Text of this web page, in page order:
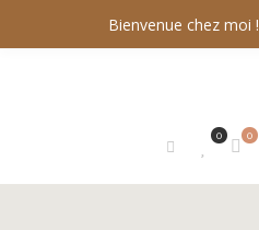
Bienvenue chez moi !
0
0